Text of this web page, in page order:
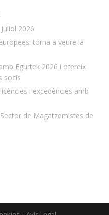
2026
torna a veure la
Egurtek 2026 i ofereix
socis
i excedències amb
de Magatzemistes de